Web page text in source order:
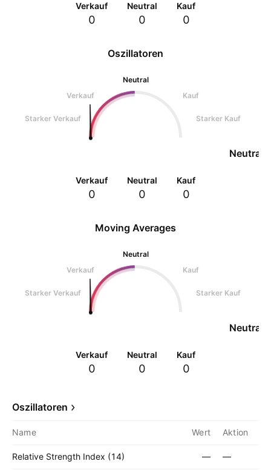
Oszillatoren
Neutral
Verkauf
Kauf
Starker Verkauf Starker Kauf
Neutral
Verkauf
0
Neutral
0
Kauf
0
Verkauf
0
Neutral
0
Kauf
0
Moving Averages
Neutral
Verkauf
Kauf
Starker Verkauf Starker Kauf
Neutral
Verkauf
0
Neutral
0
Kauf
0
Oszillatoren
Name Wert Aktion
Relative Strength Index (14) — —